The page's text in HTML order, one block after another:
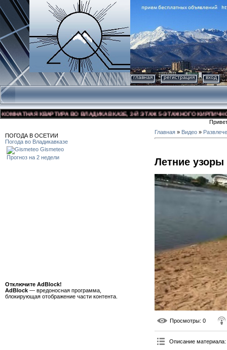
главная регистрация вход
КВАРТИРА ВО ВЛАДИКАВКАЗЕ, 3-Й ЭТАЖ 5-ЭТАЖНОГО
ПОГОДА В ОСЕТИИ
Погода во Владикавказе
Gismeteo
Прогноз на 2 недели
Отключите AdBlock!
AdBlock — вредоносная программа,
блокирующая отображение части контента.
Главная » Видео »
Летние узоры
Просмотры: 0
Описание материала: